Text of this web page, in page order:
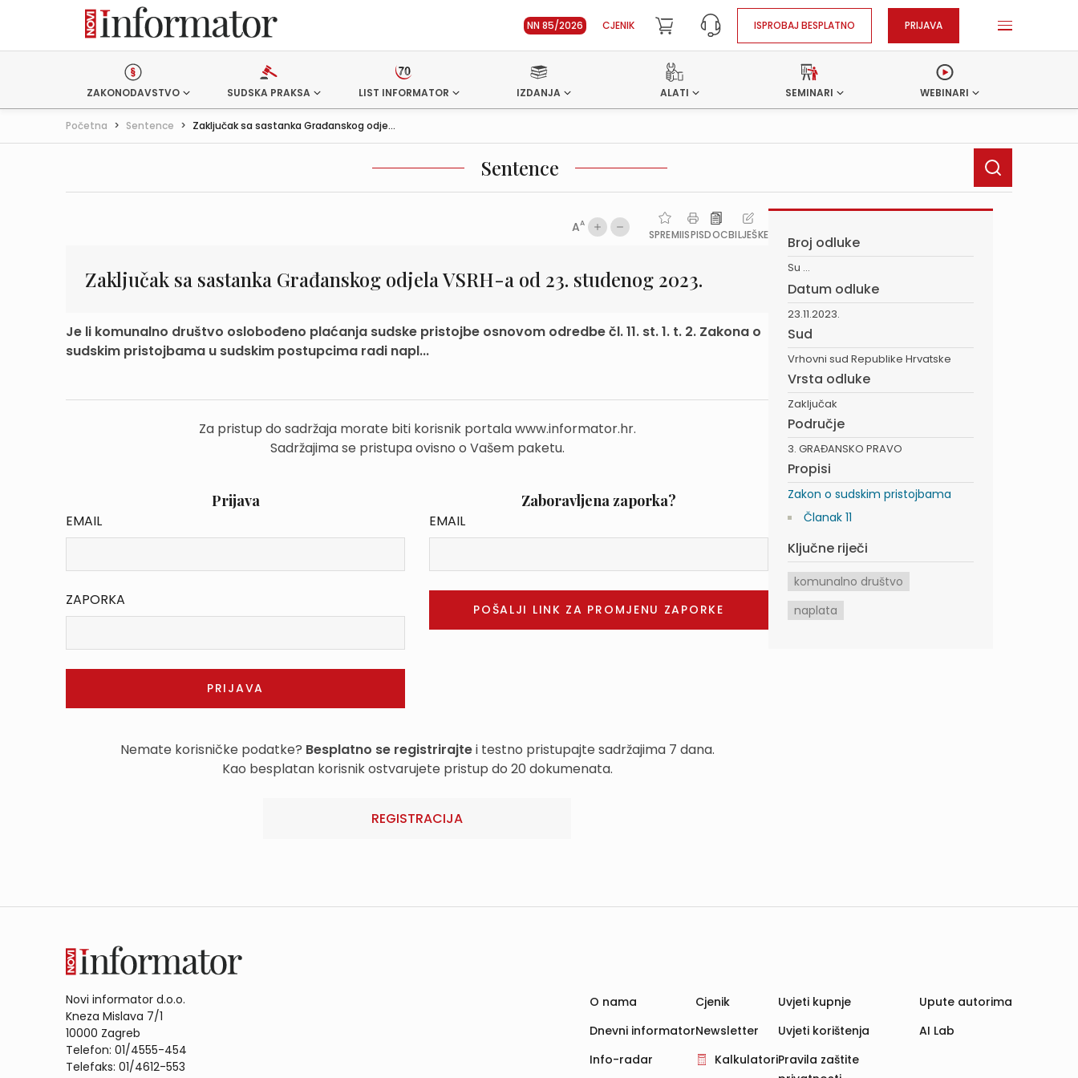
NN 85/2026 CJENIK ISPROBAJ BESPLATNO PRIJAVA
ZAKONODAVSTVO SUDSKA PRAKSA LIST INFORMATOR IZDANJA ALATI SEMINARI WEBINARI
Početna > Sentence > Zaključak sa sastanka Građanskog odje...
Sentence
AA
SPREMIISPISDOCBILJEŠKE
Zaključak sa sastanka Građanskog odjela VSRH-a od 23. studenog 2023.
Je li komunalno društvo oslobođeno plaćanja sudske pristojbe osnovom odredbe čl. 11. st. 1. t. 2. Zakona o
sudskim pristojbama u sudskim postupcima radi napl...
Za pristup do sadržaja morate biti korisnik portala www.informator.hr.
Sadržajima se pristupa ovisno o Vašem paketu.
Prijava
EMAIL
ZAPORKA
Zaboravljena zaporka?
EMAIL
Nemate korisničke podatke? Besplatno se registrirajtei testno pristupajte sadržajima 7 dana.
Kao besplatan korisnik ostvarujete pristup do 20 dokumenata.
REGISTRACIJA
Broj odluke
Su ...
Datum odluke
23.11.2023.
Sud
Vrhovni sud Republike Hrvatske
Vrsta odluke
Zaključak
Područje
3. GRAĐANSKO PRAVO
Propisi
Zakon o sudskim pristojbama
Članak 11
Ključne riječi
komunalno društvo
naplata
Novi informator d.o.o.
Kneza Mislava 7/1
10000 Zagreb
Telefon: 01/4555-454
Telefaks: 01/4612-553
O nama
Dnevni informator
Info-radar
Cjenik
Newsletter
Kalkulatori
Uvjeti kupnje
Uvjeti korištenja
Pravila zaštite
Upute autorima
AI Lab